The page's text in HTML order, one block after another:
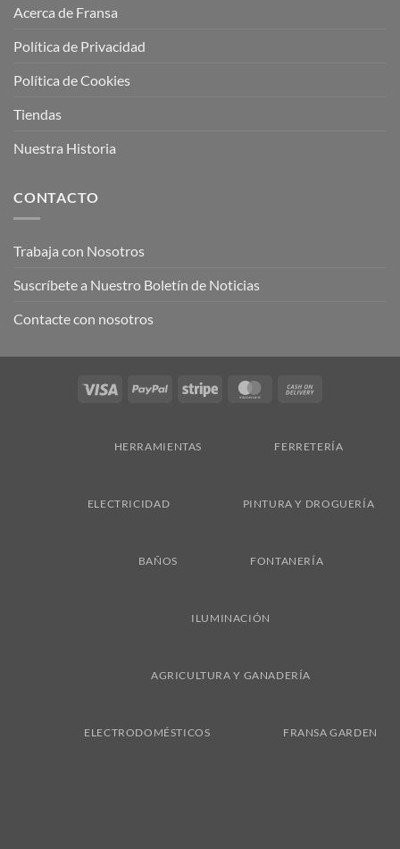
Acerca de Fransa
Política de Privacidad
Política de Cookies
Tiendas
Nuestra Historia
CONTACTO
Trabaja con Nosotros
Suscríbete a Nuestro Boletín de Noticias
Contacte con nosotros
Visa PayPal Stripe MasterCard
HERRAMIENTAS FERRETERÍA
ELECTRICIDAD PINTURA Y DROGUERÍA
BAÑOS FONTANERÍA
ILUMINACIÓN
AGRICULTURA Y GANADERÍA
ELECTRODOMÉSTICOS FRANSA GARDEN